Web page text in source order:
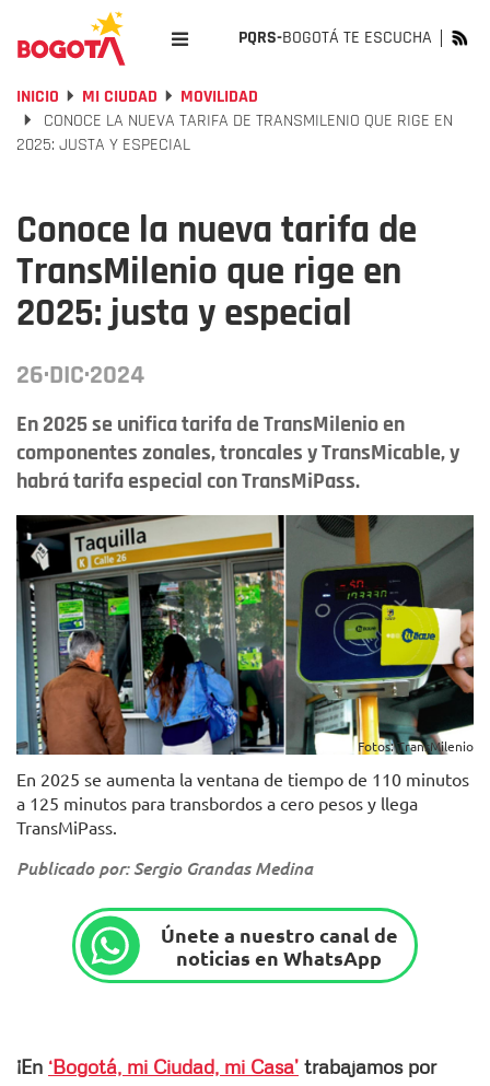
PQRS-BOGOTÁ TE ESCUCHA
INICIO MI CIUDAD
MOVILIDAD
CONOCE LA NUEVA TARIFA DE TRANSMILENIO QUE RIGE EN
2025: JUSTA Y ESPECIAL
Conoce la nueva tarifa de
TransMilenio que rige en
2025: justa y especial
26·DIC·2024
En 2025 se unifica tarifa de TransMilenio en
componentes zonales, troncales y TransMicable, y
habrá tarifa especial con TransMiPass.
Fotos: TransMilenio
En 2025 se aumenta la ventana de tiempo de 110 minutos
a 125 minutos para transbordos a cero pesos y llega
TransMiPass.
Publicado por: Sergio Grandas Medina
Únete a nuestro canal de
noticias en WhatsApp
¡En ‘Bogotá, mi Ciudad, mi Casa’ trabajamos por